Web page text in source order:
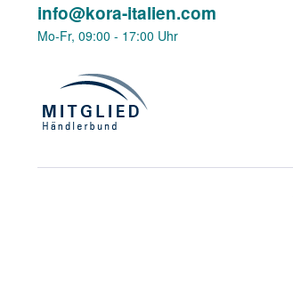
info@kora-italien.com
Mo-Fr, 09:00 - 17:00 Uhr